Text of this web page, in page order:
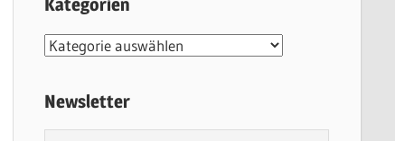
Kategorien
Newsletter